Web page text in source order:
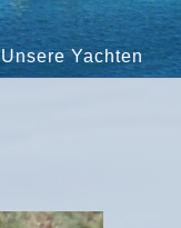
Unsere Yachten